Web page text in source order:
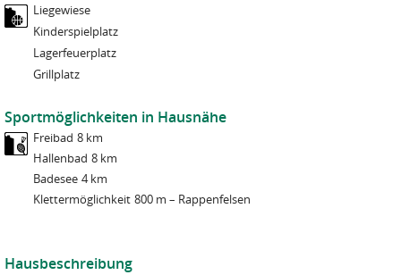
Liegewiese
Kinderspielplatz
Lagerfeuerplatz
Grillplatz
Sportmöglichkeiten in Hausnähe
Freibad 8 km
Hallenbad 8 km
Badesee 4 km
Klettermöglichkeit 800 m – Rappenfelsen
Hausbeschreibung